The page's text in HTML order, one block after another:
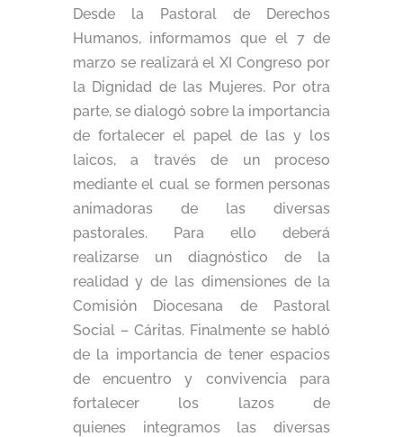
Desde la Pastoral de Derechos
Humanos, informamos que el 7 de
marzo se realizará el XI Congreso por
la Dignidad de las Mujeres. Por otra
parte, se dialogó sobre la importancia
de fortalecer el papel de las y los
laicos, a través de un proceso
mediante el cual se formen personas
animadoras de las diversas
pastorales. Para ello deberá
realizarse un diagnóstico de la
realidad y de las dimensiones de la
Comisión Diocesana de Pastoral
Social – Cáritas. Finalmente se habló
de la importancia de tener espacios
de encuentro y convivencia para
fortalecer los lazos de
quienes integramos las diversas